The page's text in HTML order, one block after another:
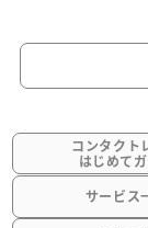
コンタクト
はじめて
サービス